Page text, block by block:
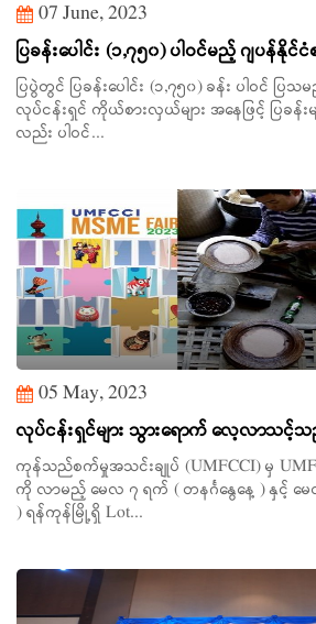
07 June, 2023
ပြခန်းပေါင်း (၁,၇၅၀) ပါဝင်မည့် ဂျပန်နို
ပြပွဲတွင် ပြခန်းပေါင်း (၁,၇၅၀) ခန်း ပါဝင် ပြသ
လုပ်ငန်းရှင် ကိုယ်စားလှယ်များ အနေဖြင့် ပြခန်း
လည်း ပါဝင်...
05 May, 2023
လုပ်ငန်းရှင်များ သွားရောက် လေ့လာသင့်သ
ကုန်သည်စက်မှုအသင်းချုပ် (UMFCCI) မှ
ကို လာမည့် မေလ ၇ ရက် ( တနင်္ဂနွေနေ့ ) နှင့် မ
) ရန်ကုန်မြို့ရှိ Lot...